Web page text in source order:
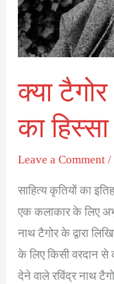
क्या
का
Leave a Comment /
साहित्य कृतियों का
एक कलाकार के लिए
नाथ टैगोर के द्वारा
के लिए किसी वरदान
देने वाले रविंद्र नाथ
जगत
का
हिस्सा